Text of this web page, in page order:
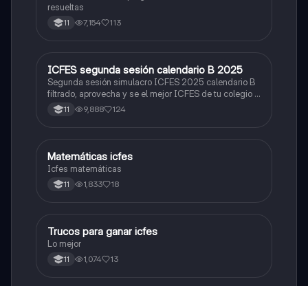
resueltas
11 7,154 113
ICFES: Lectura Crítica
ICFES segunda sesión calendario B 2025
Segunda sesión simulacro ICFES 2025 calendario B
filtrado, aprovecha y se el mejor ICFES de tu colegio y
poder ingresar a universidad, y estudiar aquella
carrera con la que tanto sueñas.
11 9,888 124
ICFES: Matemáticas
Matemáticas icfes
Icfes matemáticas
11 1,833 18
Química
Trucos para ganar icfes
Lo mejor
11 1,074 13